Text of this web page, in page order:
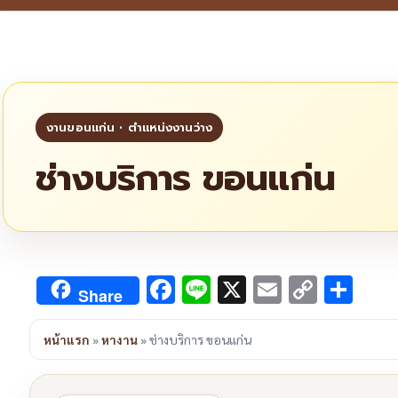
ช่างบริการ ขอนแก่น
Share Facebook
Line
X Email
Copy
Link
หน้าแรก »หางาน »ช่างบริการ ขอนแก่น